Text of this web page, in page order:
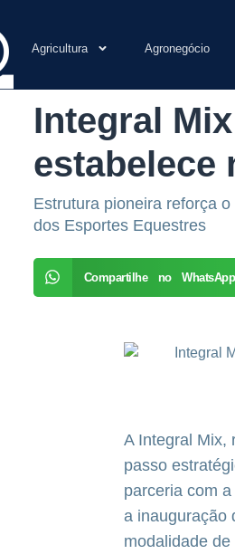
Agricultura Agronegócio
Integral
estabelece
Estrutura pioneira reforça
dos Esportes Equestres
Compartilhe no WhatsApp
A Integral Mix,
passo
parceria com
a inauguração
modalidade